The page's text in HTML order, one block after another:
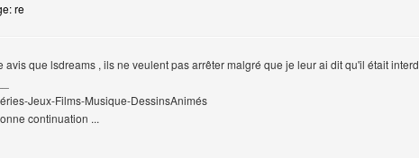
re
avis que lsdreams , ils ne veulent pas arrêter malgré que je leur ai dit qu'il était
Jeux-Films-Musique-DessinsAnimés
continuation ...